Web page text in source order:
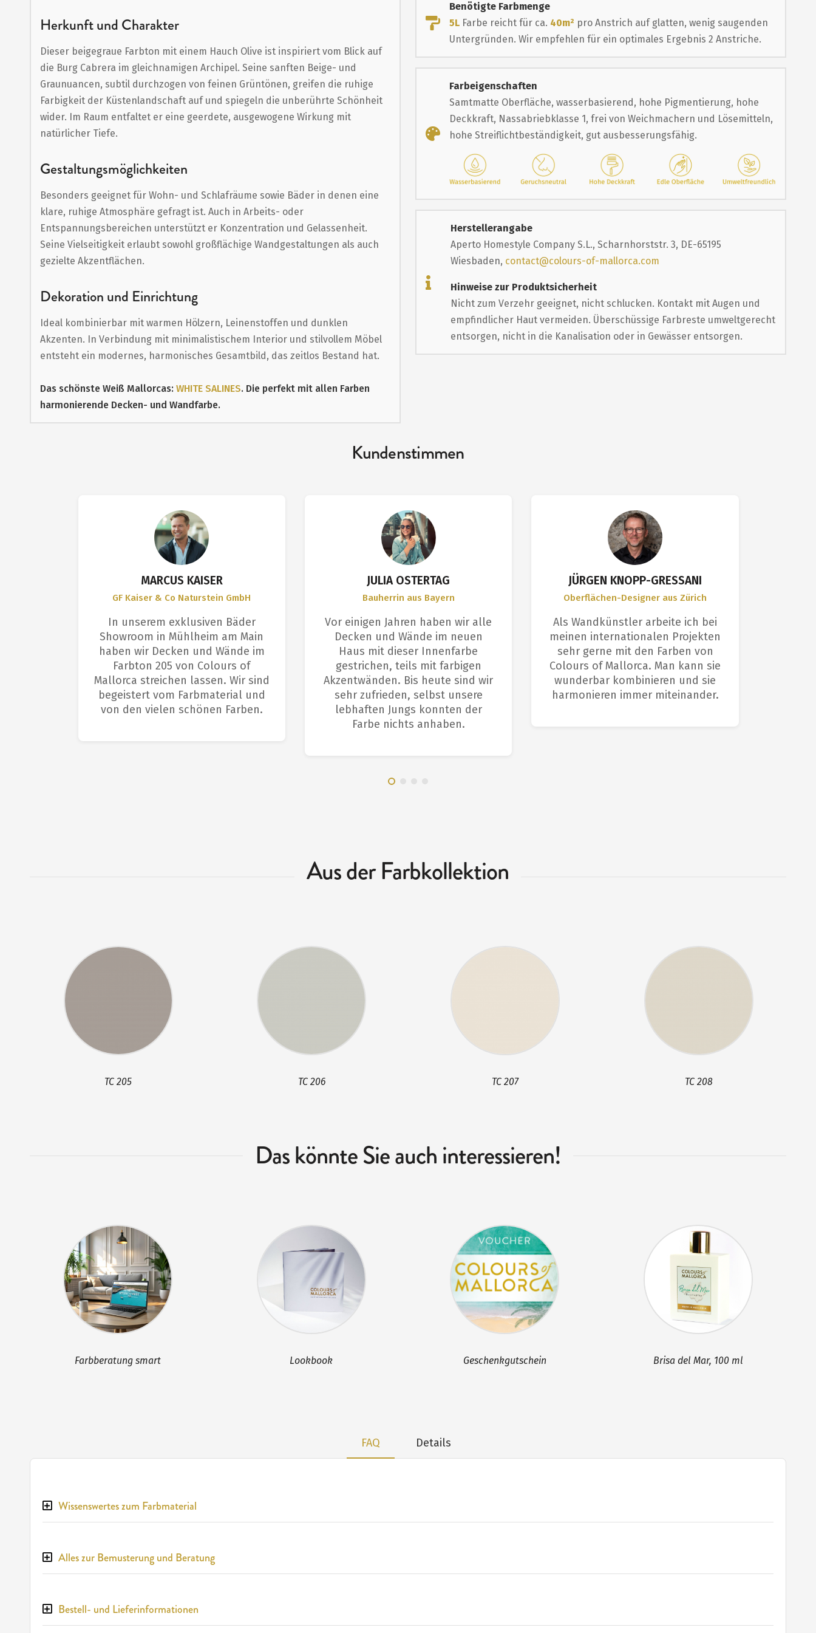
der
springen
Herkunft und Charakter
Dieser beigegraue Farbton mit einem Hauch Olive ist inspiriert vom Blick auf
die Burg Cabrera im gleichnamigen Archipel. Seine sanften Beige- und
Graunuancen, subtil durchzogen von feinen Grüntönen, greifen die ruhige
Farbigkeit der Küstenlandschaft auf und spiegeln die unberührte Schönheit
wider. Im Raum entfaltet er eine geerdete, ausgewogene Wirkung mit
natürlicher Tiefe.
Gestaltungsmöglichkeiten
Besonders geeignet für Wohn- und Schlafräume sowie Bäder in denen eine
klare, ruhige Atmosphäre gefragt ist. Auch in Arbeits- oder
Entspannungsbereichen unterstützt er Konzentration und Gelassenheit.
Seine Vielseitigkeit erlaubt sowohl großflächige Wandgestaltungen als auch
gezielte Akzentflächen.
Dekoration und Einrichtung
Ideal kombinierbar mit warmen Hölzern, Leinenstoffen und dunklen
Akzenten. In Verbindung mit minimalistischem Interior und stilvollem Möbel
entsteht ein modernes, harmonisches Gesamtbild, das zeitlos Bestand hat.
Das schönste Weiß Mallorcas: WHITE SALINES. Die perfekt mit allen Farben
harmonierende Decken- und Wandfarbe.
Benötigte Farbmenge
5L Farbe reicht für ca. 40m² pro Anstrich auf glatten, wenig saugenden
Untergründen. Wir empfehlen für ein optimales Ergebnis 2 Anstriche.
Farbeigenschaften
Samtmatte Oberfläche, wasserbasierend, hohe Pigmentierung, hohe
Deckkraft, Nassabriebklasse 1, frei von Weichmachern und Lösemitteln,
hohe Streiflichtbeständigkeit, gut ausbesserungsfähig.
Herstellerangabe
Aperto Homestyle Company S.L., Scharnhorststr. 3, DE-65195
Wiesbaden, contact@colours-of-mallorca.com
Hinweise zur Produktsicherheit
Nicht zum Verzehr geeignet, nicht schlucken. Kontakt mit Augen und
empfindlicher Haut vermeiden. Überschüssige Farbreste umweltgerecht
entsorgen, nicht in die Kanalisation oder in Gewässer entsorgen.
Kundenstimmen
MARCUS KAISER
GF Kaiser & Co Naturstein GmbH
In unserem exklusiven Bäder
Showroom in Mühlheim am Main
haben wir Decken und Wände im
Farbton 205 von Colours of
Mallorca streichen lassen. Wir sind
begeistert vom Farbmaterial und
von den vielen schönen Farben.
JULIA OSTERTAG
Bauherrin aus Bayern
Vor einigen Jahren haben wir alle
Decken und Wände im neuen
Haus mit dieser Innenfarbe
gestrichen, teils mit farbigen
Akzentwänden. Bis heute sind wir
sehr zufrieden, selbst unsere
lebhaften Jungs konnten der
Farbe nichts anhaben.
JÜRGEN KNOPP-GRESSANI
Oberflächen-Designer aus Zürich
Als Wandkünstler arbeite ich bei
meinen internationalen Projekten
sehr gerne mit den Farben von
Colours of Mallorca. Man kann sie
wunderbar kombinieren und sie
harmonieren immer miteinander.
Aus der Farbkollektion
TC 205 TC 206 TC 207 TC 208
Das könnte Sie auch interessieren!
Farbberatung smart Lookbook Geschenkgutschein Brisa del Mar, 100 ml
FAQ
Wissenswertes zum Farbmaterial
Alles zur Bemusterung und Beratung
Bestell- und Lieferinformationen
Details